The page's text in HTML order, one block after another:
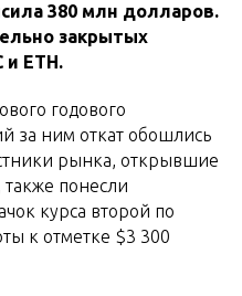
380 млн долларов.
закрытых
и ETH.
годового
за ним откат обошлись
рынка, открывшие
понесли
курса второй по
к отметке $3 300